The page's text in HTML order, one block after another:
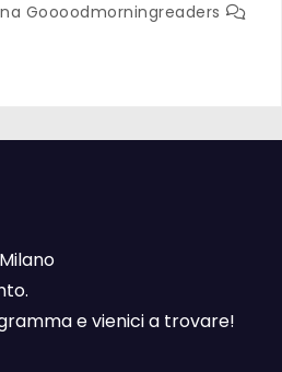
Goooodmorningreaders
e vienici a trovare!